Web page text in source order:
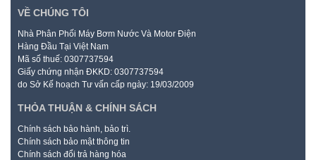
VỀ CHÚNG TÔI
Nhà Phân Phối Máy Bơm Nước Và Motor Điện
Hàng Đầu Tại Việt Nam
Mã số thuế: 0307737594
Giấy chứng nhận ĐKKD: 0307737594
do Sở Kế hoạch Tư vấn cấp ngày: 19/03/2009
THỎA THUẬN & CHÍNH SÁCH
Chính sách bảo hành, bảo trì.
Chính sách bảo mật thông tin
Chính sách đổi trả hàng hóa